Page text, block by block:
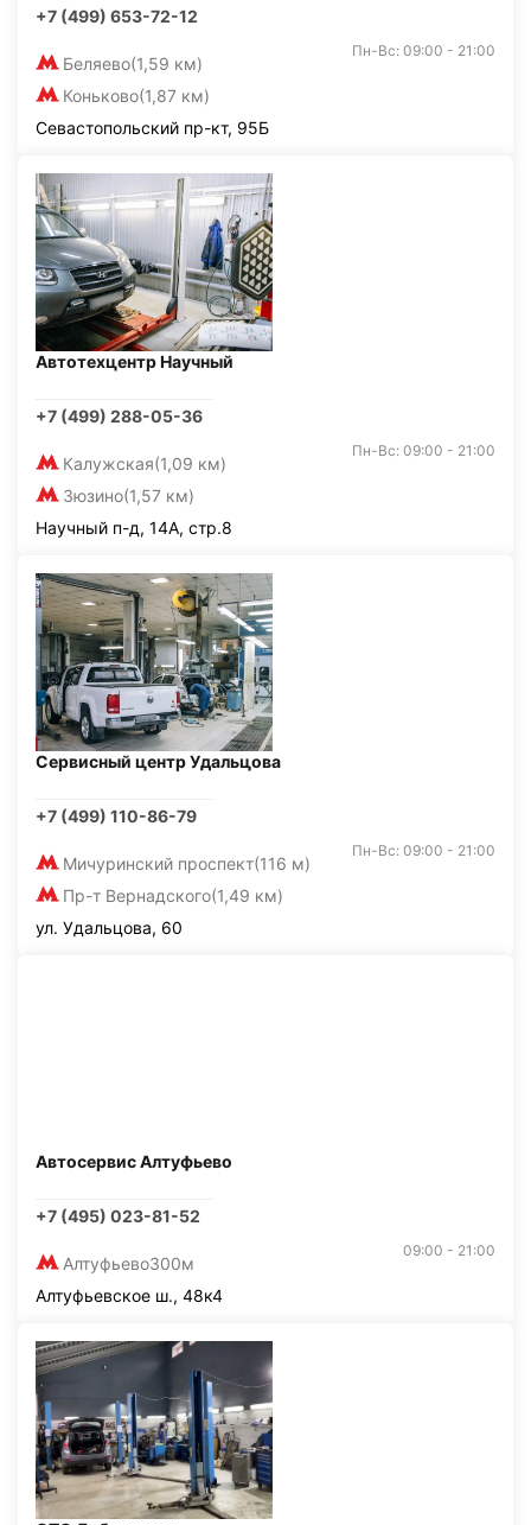
+7 (499) 653-72-12
Беляево(1,59 км)
Коньково(1,87 км)
Пн-Вс: 09:00 - 21:00
Севастопольский пр-кт, 95Б
Автотехцентр Научный
+7 (499) 288-05-36
Калужская(1,09 км)
Зюзино(1,57 км)
Пн-Вс: 09:00 - 21:00
Научный п-д, 14А, стр.8
Сервисный центр Удальцова
+7 (499) 110-86-79
Мичуринский проспект(116 м)
Пр-т Вернадского(1,49 км)
Пн-Вс: 09:00 - 21:00
ул. Удальцова, 60
Автосервис Алтуфьево
+7 (495) 023-81-52
Алтуфьево300м
09:00 - 21:00
Алтуфьевское ш., 48к4